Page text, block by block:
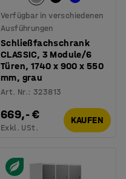
Verfügbar in verschiedenen
Ausführungen
Schließfachschrank
CLASSIC, 3 Module/6
Türen, 1740 x 900 x 550
mm, grau
Art. Nr.:323813
669,- €
Exkl. USt.
KAUFEN